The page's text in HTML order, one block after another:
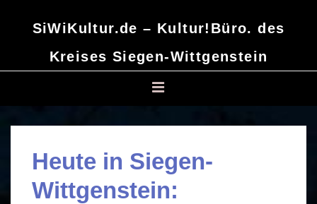
SiWiKultur.de – Kultur!Büro. des
Kreises Siegen-Wittgenstein
Navigation
Heute in Siegen-
Wittgenstein: